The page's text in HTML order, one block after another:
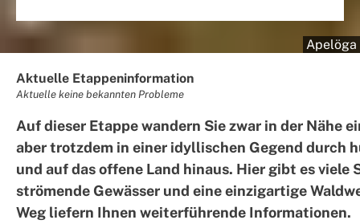
Apelöga
Aktuelle Etappeninformation
Aktuelle keine bekannten Probleme
Auf dieser Etappe wandern Sie zwar in der Nähe
aber trotzdem in einer idyllischen Gegend durch
und auf das offene Land hinaus. Hier gibt es viele
strömende Gewässer und eine einzigartige
Weg liefern Ihnen weiterführende Informationen.